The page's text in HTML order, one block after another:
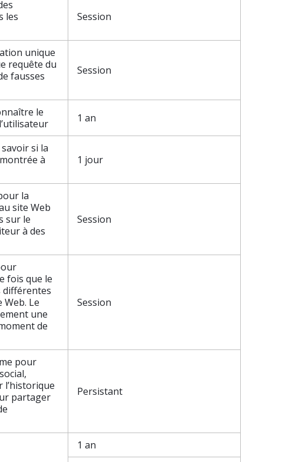
les
Session
unique
requête du
fausses
Session
le
1 an
si la
à
1 jour
la
site Web
sur le
à des
Session
fois que le
différentes
Le
une
de
Session
pour
l’historique
partager
Persistant
1 an